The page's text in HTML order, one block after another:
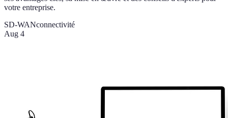
votre entreprise.
SD-WANconnectivité
Aug 4